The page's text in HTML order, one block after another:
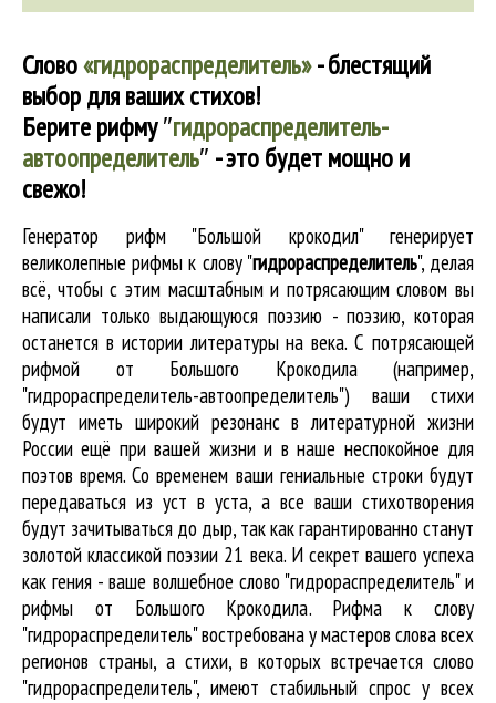
Слово«гидрораспределитель»- блестящий
выбор для ваших стихов!
Берите рифму″гидрораспределитель-
автоопределитель″ - это будет мощно и
свежо!
Генератор рифм "Большой крокодил" генерирует
великолепныерифмы к слову "гидрораспределитель", делая
всё, чтобы с этим масштабным и потрясающим словом вы
написали только выдающуюся поэзию - поэзию, которая
останется в истории литературы на века. С потрясающей
рифмой от Большого Крокодила (например,
"гидрораспределитель-автоопределитель") ваши стихи
будут иметь широкий резонанс в литературной жизни
России ещё при вашей жизни и в наше неспокойное для
поэтов время. Со временем ваши гениальные строки будут
передаваться из уст в уста, а все ваши стихотворения
будут зачитываться до дыр, так как гарантированно станут
золотой классикой поэзии 21 века. И секрет вашего успеха
как гения - ваше волшебное слово "гидрораспределитель" и
рифмы от Большого Крокодила. Рифма к слову
"гидрораспределитель" востребована у мастеров слова всех
регионов страны, а стихи, в которых встречается слово
"гидрораспределитель", имеют стабильный спрос у всех